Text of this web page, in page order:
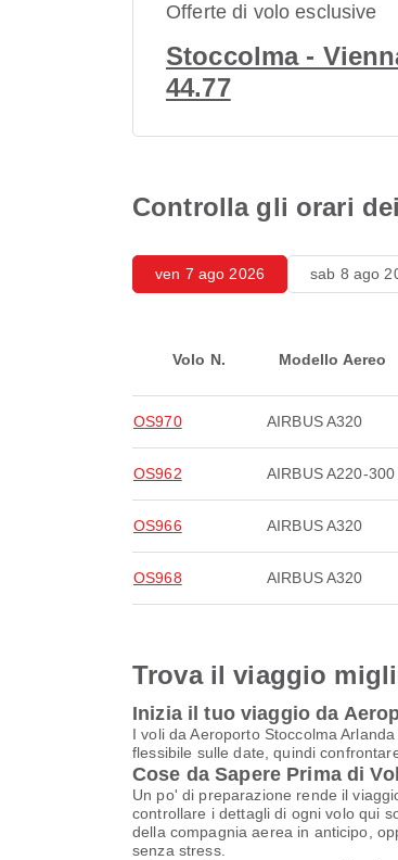
Offerte di volo esclusive
Stoccolma -
44.77
Controlla gli orari
ven 7 ago 2026 sab 8 ago
Volo N. Modello Aereo
OS970 AIRBUS A320
OS962 AIRBUS A220-300
OS966 AIRBUS A320
OS968 AIRBUS A320
Trova il viaggio
Inizia il tuo viaggio da
I voli da Aeroporto Stoccolma
flessibile sulle date, quindi
Cose da Sapere Prima di
Un po' di preparazione rende il
controllare i dettagli di ogni volo qui
della compagnia aerea in anticipo,
senza stress.